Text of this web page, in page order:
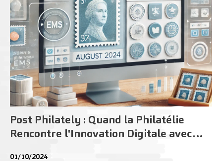
Post Philately : Quand la Philatélie
Rencontre l'Innovation Digitale avec
01/10/2024